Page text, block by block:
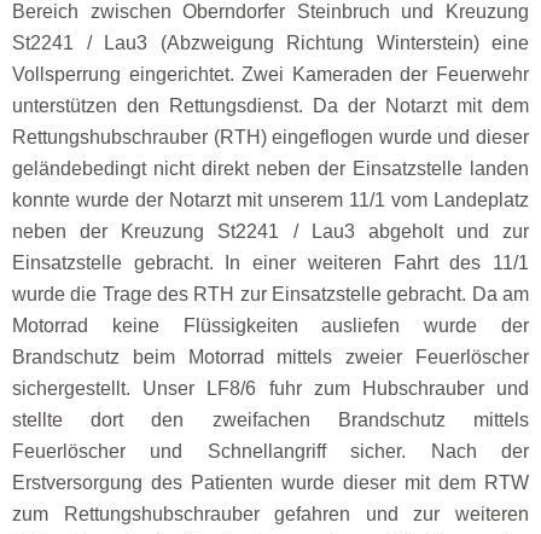
Bereich zwischen Oberndorfer Steinbruch und Kreuzung
St2241 / Lau3 (Abzweigung Richtung Winterstein) eine
Vollsperrung eingerichtet. Zwei Kameraden der Feuerwehr
unterstützen den Rettungsdienst. Da der Notarzt mit dem
Rettungshubschrauber (RTH) eingeflogen wurde und dieser
geländebedingt nicht direkt neben der Einsatzstelle landen
konnte wurde der Notarzt mit unserem 11/1 vom Landeplatz
neben der Kreuzung St2241 / Lau3 abgeholt und zur
Einsatzstelle gebracht. In einer weiteren Fahrt des 11/1
wurde die Trage des RTH zur Einsatzstelle gebracht. Da am
Motorrad keine Flüssigkeiten ausliefen wurde der
Brandschutz beim Motorrad mittels zweier Feuerlöscher
sichergestellt. Unser LF8/6 fuhr zum Hubschrauber und
stellte dort den zweifachen Brandschutz mittels
Feuerlöscher und Schnellangriff sicher. Nach der
Erstversorgung des Patienten wurde dieser mit dem RTW
zum Rettungshubschrauber gefahren und zur weiteren